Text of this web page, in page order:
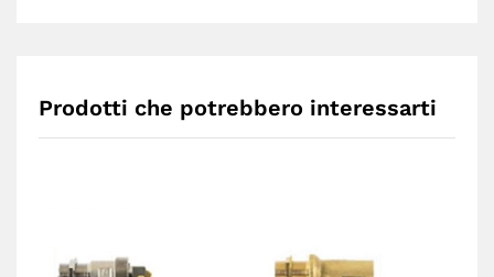
Prodotti che potrebbero interessarti